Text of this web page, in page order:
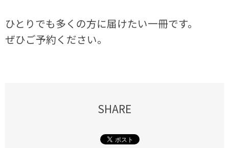
ひとりでも多くの方に届けたい一冊です。
ぜひご予約ください。
SHARE